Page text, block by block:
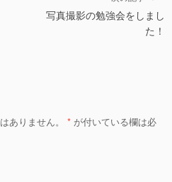
写真撮影の勉強会をしまし
た！
ありません。 * が付いている欄は必